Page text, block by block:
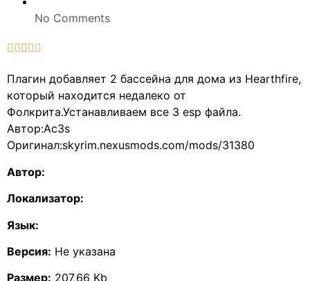
No Comments
    
Плагин добавляет 2 бассейна для дома из Hearthfire,
который находится недалеко от
Фолкрита.Устанавливаем все 3 esp файла.
Автор:Ac3s
Оригинал:skyrim.nexusmods.com/mods/31380
Автор:
Локализатор:
Язык:
Версия: Не указана
Размер: 207,66 Kb